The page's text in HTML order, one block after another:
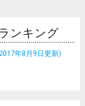
ンキング
年8月9日更新)